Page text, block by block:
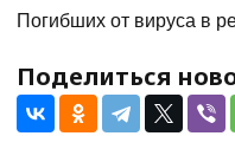
Погибших от вируса в
Поделиться